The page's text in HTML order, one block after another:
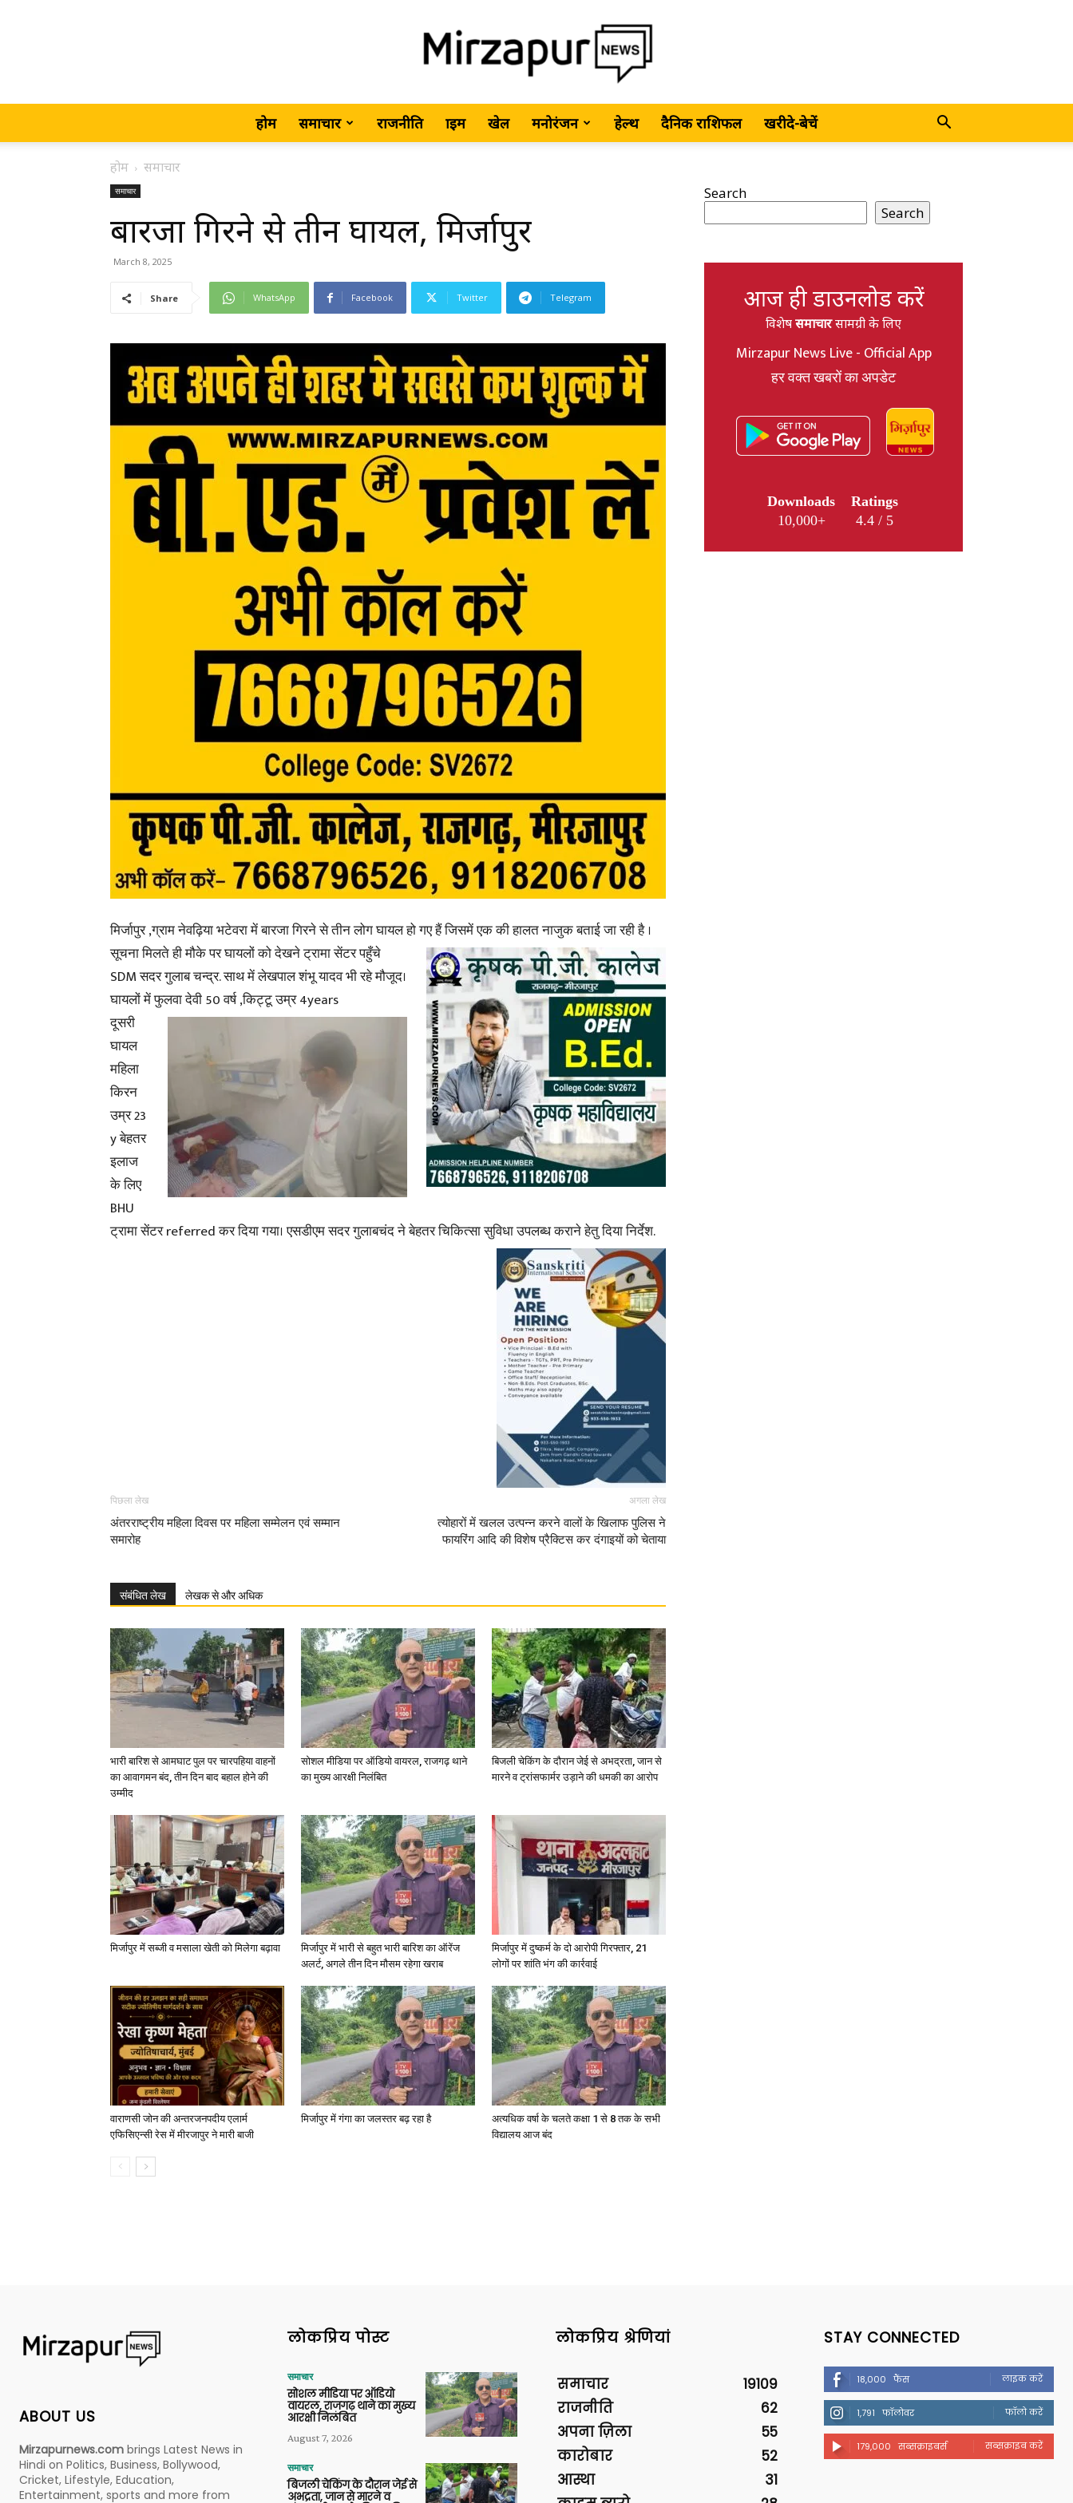
MirzapurNews.com
Hindi
News,
News
Hindi,
Today
Hindi
News
Paper
होम समाचार राजनीति क्राइम खेल मनोरंजन हेल्थ दैनिक राशिफल खरीदे-बेचें
होम समाचार
समाचार
बारजा गिरने से तीन घायल, मिर्जापुर
March 8, 2025
Share WhatsApp Facebook Twitter Telegram
मिर्जापुर ,ग्राम नेवढ़िया भटेवरा में बारजा गिरने से तीन लोग घायल हो गए हैं जिसमें एक की हालत नाजुक बताई जा रही है।
सूचना मिलते ही मौके पर घायलों को देखने ट्रामा सेंटर पहुँचे
SDM सदर गुलाब चन्द्र. साथ में लेखपाल शंभू यादव भी रहे मौजूद।
घायलों में फुलवा देवी 50 वर्ष ,किट्टू उम्र 4years
दूसरी
घायल
महिला
किरन
उम्र 23
y बेहतर
इलाज
के लिए
BHU
ट्रामा सेंटर referred कर दिया गया। एसडीएम सदर गुलाबचंद ने बेहतर चिकित्सा सुविधा उपलब्ध कराने हेतु दिया निर्देश.
पिछला लेख
अंतरराष्ट्रीय महिला दिवस पर महिला सम्मेलन एवं सम्मान
समारोह
अगला लेख
त्योहारों में खलल उत्पन्न करने वालों के खिलाफ पुलिस ने
फायरिंग आदि की विशेष प्रैक्टिस कर दंगाइयों को चेताया
संबंधित लेख लेखक से और अधिक
भारी बारिश से आमघाट पुल पर चारपहिया वाहनों
का आवागमन बंद, तीन दिन बाद बहाल होने की
उम्मीद
सोशल मीडिया पर ऑडियो वायरल, राजगढ़ थाने
का मुख्य आरक्षी निलंबित
बिजली चेकिंग के दौरान जेई से अभद्रता, जान से
मारने व ट्रांसफार्मर उड़ाने की धमकी का आरोप
मिर्जापुर में सब्जी व मसाला खेती को मिलेगा बढ़ावा
मिर्जापुर में भारी से बहुत भारी बारिश का ऑरेंज
अलर्ट, अगले तीन दिन मौसम रहेगा खराब
मिर्जापुर में दुष्कर्म के दो आरोपी गिरफ्तार, 21
लोगों पर शांति भंग की कार्रवाई
वाराणसी जोन की अन्तरजनपदीय एलार्म
एफिसिएन्सी रेस में मीरजापुर ने मारी बाजी
मिर्जापुर में गंगा का जलस्तर बढ़ रहा है
अत्यधिक वर्षा के चलते कक्षा 1 से 8 तक के सभी
विद्यालय आज बंद
Search
Search
आज ही डाउनलोड करें
विशेषसमाचारसामग्री के लिए
Mirzapur News Live - Official App
हर वक्त खबरों का अपडेट
Downloads
10,000+
Ratings
4.4 / 5
ABOUT US
Mirzapurnews.com brings Latest News in
Hindi on Politics, Business, Bollywood,
Cricket, Lifestyle, Education,
Entertainment, sports and more from
लोकप्रिय पोस्ट
समाचार
सोशल मीडिया पर ऑडियो
वायरल, राजगढ़ थाने का मुख्य
आरक्षी निलंबित
August 7, 2026
समाचार
बिजली चेकिंग के दौरान जेई से
अभद्रता, जान से मारने व
लोकप्रिय श्रेणियां
समाचार
19109
राजनीति
62
अपना ज़िला
55
कारोबार
52
आस्था
31
STAY CONNECTED
18,000 फैंस लाइक करें
1,791 फॉलोवर फॉलो करें
179,000 सब्सक्राइबर्स सब्सक्राइब करें